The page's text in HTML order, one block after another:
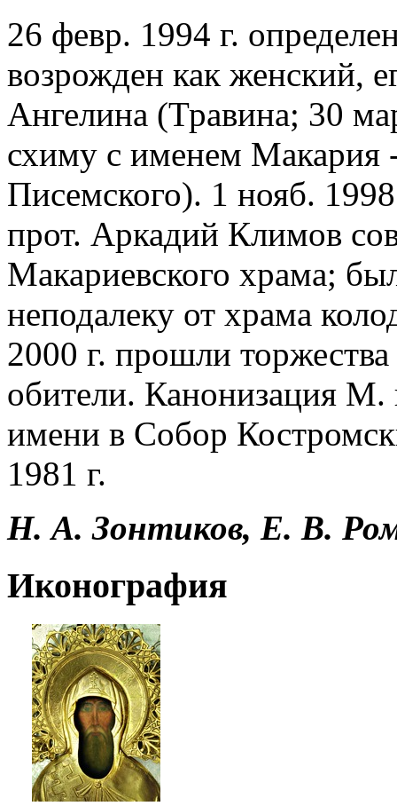
26 февр. 1994 г.
возрожден как женский,
Ангелина (Травина; 30
схиму с именем Макария
Писемского). 1 нояб.
прот. Аркадий Климов
Макариевского храма;
неподалеку от храма
2000 г. прошли
обители. Канонизация М.
имени в Собор
1981 г.
Н. А. Зонтиков, Е. В.
Иконография